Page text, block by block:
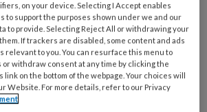
opleidingsopgave voor 2024-
is. Zowel het aantal aios
is de
toegenomen. Maar ook de
blijven we te maken hebben
instroom. Daar
on your device. Selecting I Accept enables
to support the purposes shown under we and our
to provide. Selecting Reject All or withdrawing your
If trackers are disabled, some content and ads
relevant to you. You can resurface this menu to
or withdraw consent at any time by clicking the
link on the bottom of the webpage. Your choices will
Website. For more details, refer to our Privacy